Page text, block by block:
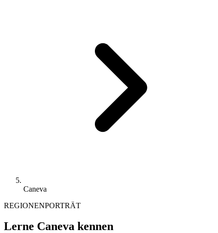
Caneva
REGIONENPORTRÄT
Lerne Caneva kennen